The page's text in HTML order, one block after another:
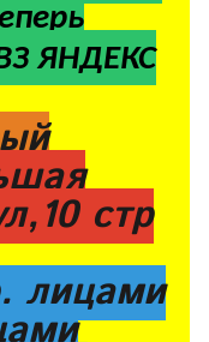
ЯНДЕКС
стр
лицами